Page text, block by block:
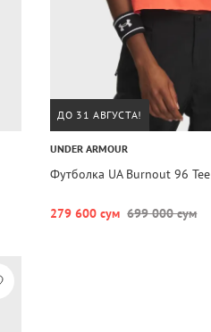
ДО 31 АВГУСТА!
UNDER ARMOUR
Футболка UA Burnout 96 Tee
279 600 сум 699 000 сум